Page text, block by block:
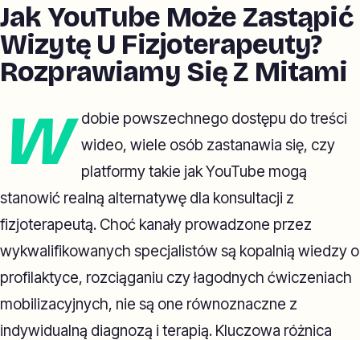
Jak YouTube Może Zastąpić
Wizytę U Fizjoterapeuty?
Rozprawiamy Się Z Mitami
W
dobie powszechnego dostępu do treści
wideo, wiele osób zastanawia się, czy
platformy takie jak YouTube mogą
stanowić realną alternatywę dla konsultacji z
fizjoterapeutą. Choć kanały prowadzone przez
wykwalifikowanych specjalistów są kopalnią wiedzy o
profilaktyce, rozciąganiu czy łagodnych ćwiczeniach
mobilizacyjnych, nie są one równoznaczne z
indywidualną diagnozą i terapią. Kluczowa różnica